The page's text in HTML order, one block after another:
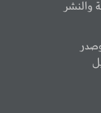
والنشر